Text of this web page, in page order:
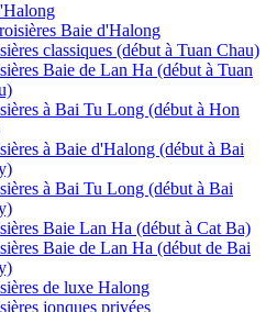
Baie d'Halong
classiques (début à Tuan Chau)
Baie de Lan Ha (début à Tuan
à Bai Tu Long (début à Hon
à Baie d'Halong (début à Bai
à Bai Tu Long (début à Bai
Baie Lan Ha (début à Cat Ba)
Baie de Lan Ha (début de Bai
de luxe Halong
jonques privées